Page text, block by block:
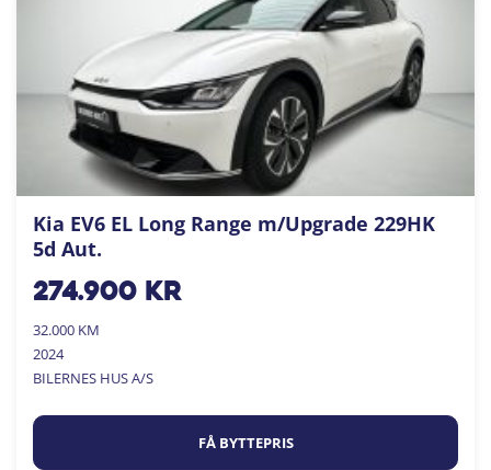
Kia EV6 EL Long Range m/Upgrade 229HK
5d Aut.
274.900kr
32.000 KM
2024
BILERNES HUS A/S
FÅ BYTTEPRIS